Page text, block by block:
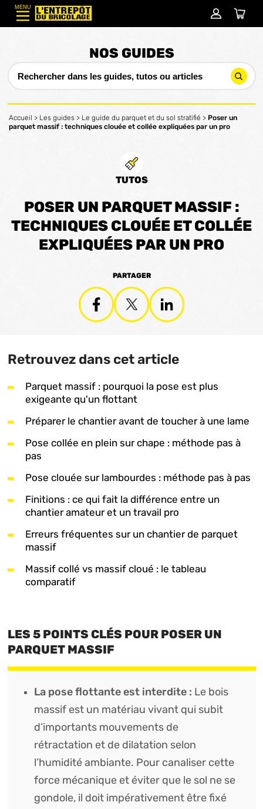
MENU
NOS GUIDES
Accueil > Les guides > Le guide du parquet et du sol stratifié > Poser un
parquet massif : techniques clouée et collée expliquées par un pro
TUTOS
POSER UN PARQUET MASSIF :
TECHNIQUES CLOUÉE ET COLLÉE
EXPLIQUÉES PAR UN PRO
PARTAGER
Retrouvez dans cet article
Parquet massif : pourquoi la pose est plus
exigeante qu'un flottant
Préparer le chantier avant de toucher à une lame
Pose collée en plein sur chape : méthode pas à
pas
Pose clouée sur lambourdes : méthode pas à pas
Finitions : ce qui fait la différence entre un
chantier amateur et un travail pro
Erreurs fréquentes sur un chantier de parquet
massif
Massif collé vs massif cloué : le tableau
comparatif
LES 5 POINTS CLÉS POUR POSER UN
PARQUET MASSIF
La pose flottante est interdite : Le bois
massif est un matériau vivant qui subit
d’importants mouvements de
rétractation et de dilatation selon
l’humidité ambiante. Pour canaliser cette
force mécanique et éviter que le sol ne se
gondole, il doit impérativement être fixé